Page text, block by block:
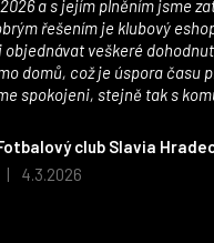
club Slavia
Hodnocení obchodu je 5 z 5
| 4.3.2026
a s jejím plněním jsme
řešením je klubový
objednávat veškeré
domů, což je úspora času
spokojeni, stejně tak s
že v tomto duchu bude
začínáme řešit i první sady